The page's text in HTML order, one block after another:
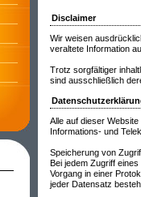
Disclaimer
Wir weisen
veraltete Information
Trotz sorgfältiger
sind ausschließlich
Alle auf dieser
Informations- und
Speicherung von
Bei jedem Zugriff
Vorgang in einer
jeder Datensatz